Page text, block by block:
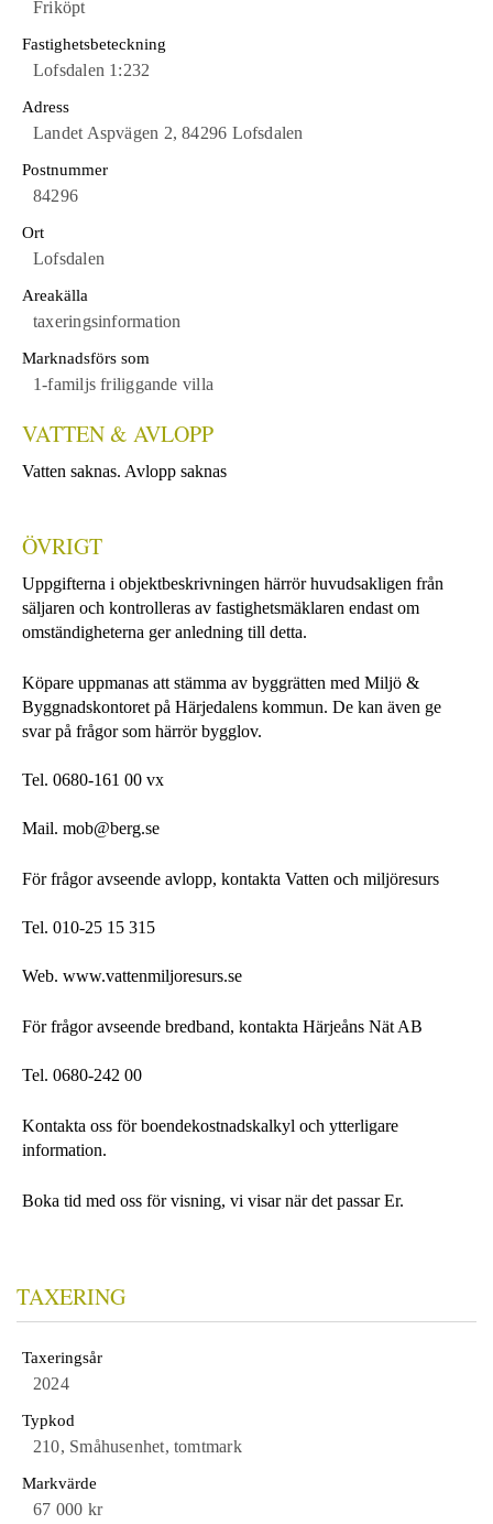
Friköpt
Fastighetsbeteckning
Lofsdalen 1:232
Adress
Landet Aspvägen 2, 84296 Lofsdalen
Postnummer
84296
Ort
Lofsdalen
Areakälla
taxeringsinformation
Marknadsförs som
1-familjs friliggande villa
VATTEN & AVLOPP
Vatten saknas. Avlopp saknas
ÖVRIGT
Uppgifterna i objektbeskrivningen härrör huvudsakligen från
säljaren och kontrolleras av fastighetsmäklaren endast om
omständigheterna ger anledning till detta.
Köpare uppmanas att stämma av byggrätten med Miljö &
Byggnadskontoret på Härjedalens kommun. De kan även ge
svar på frågor som härrör bygglov.
Tel. 0680-161 00 vx
Mail. mob@berg.se
För frågor avseende avlopp, kontakta Vatten och miljöresurs
Tel. 010-25 15 315
Web. www.vattenmiljoresurs.se
För frågor avseende bredband, kontakta Härjeåns Nät AB
Tel. 0680-242 00
Kontakta oss för boendekostnadskalkyl och ytterligare
information.
Boka tid med oss för visning, vi visar när det passar Er.
TAXERING
Taxeringsår
2024
Typkod
210, Småhusenhet, tomtmark
Markvärde
67 000 kr